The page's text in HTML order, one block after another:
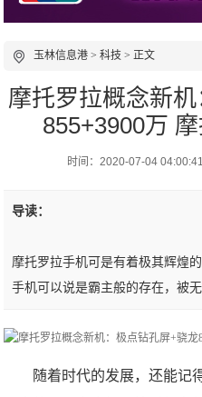
玉林信息港 >科技 > 正文
摩托罗拉概念新
855+3900万
时间：2020-07-04 04:00:41
导读：
摩托罗拉手机可是有着极其辉煌
手机可以说是霸主般的存在，被无
随着时代的发展，还能记